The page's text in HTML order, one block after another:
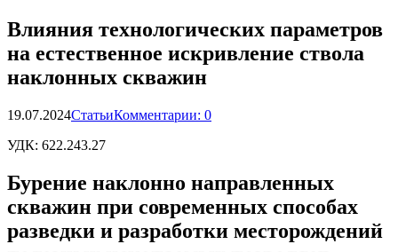
Влияния технологических параметров
на естественное искривление ствола
наклонных скважин
19.07.2024СтатьиКомментарии: 0
УДК: 622.243.27
Бурение наклонно направленных
скважин при современных способах
разведки и разработки месторождений